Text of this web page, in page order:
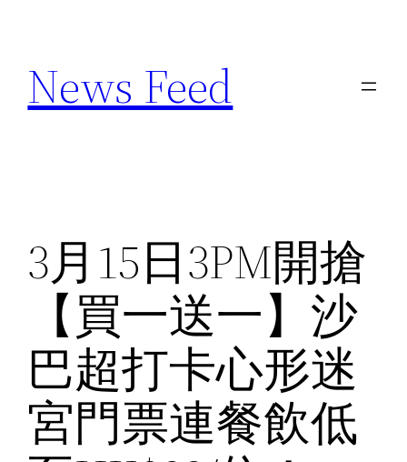
content
News Feed
3月15日3PM開搶
【買一送一】沙
巴超打卡心形迷
宮門票連餐飲低